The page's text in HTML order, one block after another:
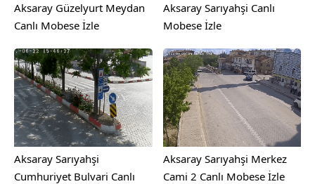
Aksaray Güzelyurt Meydan
Canlı Mobese İzle
Aksaray Sarıyahşi Canlı
Mobese İzle
Aksaray Sarıyahşi
Cumhuriyet Bulvari Canlı
Aksaray Sarıyahşi Merkez
Cami 2 Canlı Mobese İzle